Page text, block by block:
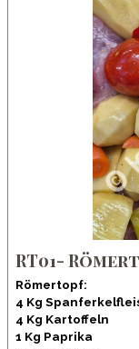
RT01-
Römertopf:
4 Kg
4 Kg Kartoffeln
1 Kg Paprika